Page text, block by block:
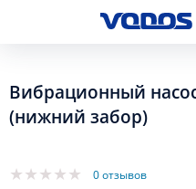
Вибрационный
(нижний забор)
0 отзывов